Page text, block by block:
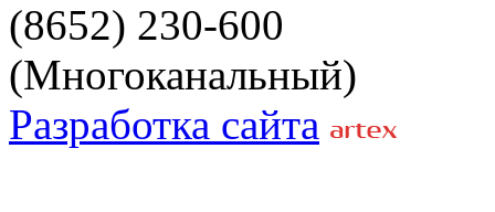
(8652) 230-600
(Многоканальный)
Разработка сайта